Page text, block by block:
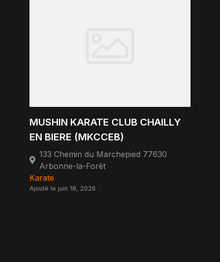
MUSHIN KARATE CLUB CHAILLY
EN BIERE (MKCCEB)
133 Chemin du Marchepied 77630
Arbonne-la-Forêt
Karate
Ajouté le juin 18, 2026